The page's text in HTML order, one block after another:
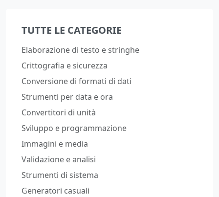
TUTTE LE CATEGORIE
Elaborazione di testo e stringhe
Crittografia e sicurezza
Conversione di formati di dati
Strumenti per data e ora
Convertitori di unità
Sviluppo e programmazione
Immagini e media
Validazione e analisi
Strumenti di sistema
Generatori casuali